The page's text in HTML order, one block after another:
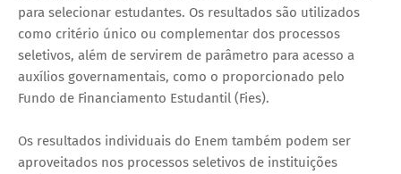
para selecionar estudantes. Os resultados são utilizados
como critério único ou complementar dos processos
seletivos, além de servirem de parâmetro para acesso a
auxílios governamentais, como o proporcionado pelo
Fundo de Financiamento Estudantil (Fies).
Os resultados individuais do Enem também podem ser
aproveitados nos processos seletivos de instituições